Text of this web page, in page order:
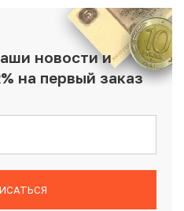
новости и
на первый заказ